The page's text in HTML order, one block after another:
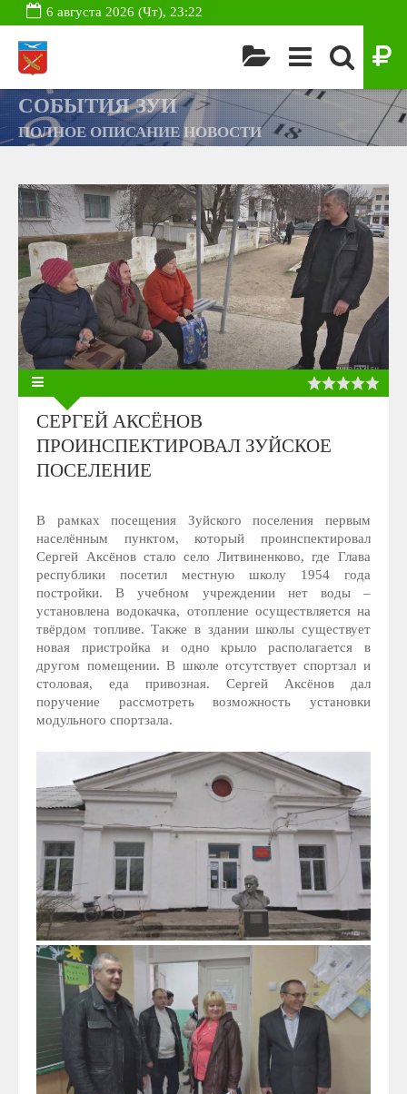
6 августа 2026 (Чт), 23:22
СОБЫТИЯ ЗУИ
ПОЛНОЕ ОПИСАНИЕ НОВОСТИ
СЕРГЕЙ АКСЁНОВ
ПРОИНСПЕКТИРОВАЛ ЗУЙСКОЕ
ПОСЕЛЕНИЕ
В рамках посещения Зуйского поселения первым
населённым пунктом, который проинспектировал
Сергей Аксёнов стало село Литвиненково, где Глава
республики посетил местную школу 1954 года
постройки. В учебном учреждении нет воды –
установлена водокачка, отопление осуществляется на
твёрдом топливе. Также в здании школы существует
новая пристройка и одно крыло располагается в
другом помещении. В школе отсутствует спортзал и
столовая, еда привозная. Сергей Аксёнов дал
поручение рассмотреть возможность установки
модульного спортзала.